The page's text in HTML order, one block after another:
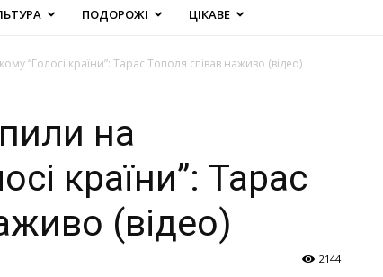
ПОДОРОЖІ ЦІКАВЕ
“Голосі країни”: Тарас Тополя співав наживо (відео)
на
країни”: Тарас
(відео)
2144